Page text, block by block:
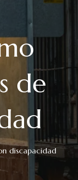
de
discapacidad